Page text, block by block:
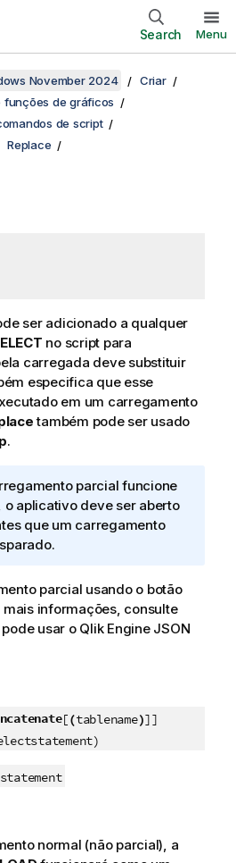
Search Menu
November 2024
Criar
funções de gráficos
de script
Replace
ser adicionado a qualquer
no script para
carregada deve substituir
especifica que esse
em um carregamento
também pode ser usado
.
parcial funcione
o aplicativo deve ser aberto
que um carregamento
parcial usando o botão
mais informações, consulte
usar o Qlik Engine JSON
[(tablename)]]
normal (não parcial), a